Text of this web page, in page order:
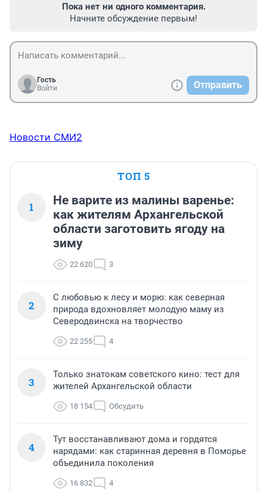
Пока нет ни одного комментария.
Начните обсуждение первым!
Гость
Войти
Отправить
Новости СМИ2
ТОП 5
1
Не варите из малины варенье:
как жителям Архангельской
области заготовить ягоду на
зиму
22 620 3
2
С любовью к лесу и морю: как северная
природа вдохновляет молодую маму из
Северодвинска на творчество
22 255 4
3
Только знатокам советского кино: тест для
жителей Архангельской области
18 154 Обсудить
4
Тут восстанавливают дома и гордятся
нарядами: как старинная деревня в Поморье
объединила поколения
16 832 4